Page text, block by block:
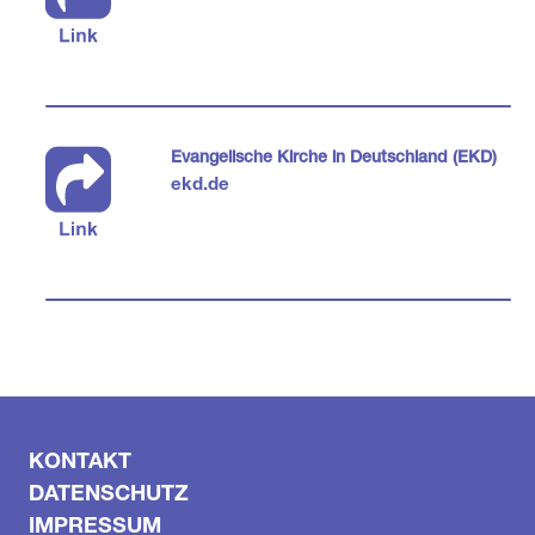
Evangelische Kirche in Deutschland (EKD)
ekd.de
KONTAKT
DATENSCHUTZ
IMPRESSUM